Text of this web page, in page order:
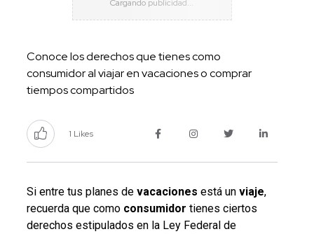
Conoce los derechos que tienes como
consumidor al viajar en vacaciones o comprar
tiempos compartidos
1 Likes
Si entre tus planes de vacaciones está un viaje,
recuerda que como consumidor tienes ciertos
derechos estipulados en la Ley Federal de